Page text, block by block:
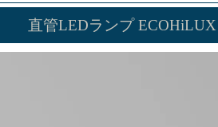
直管LEDランプ